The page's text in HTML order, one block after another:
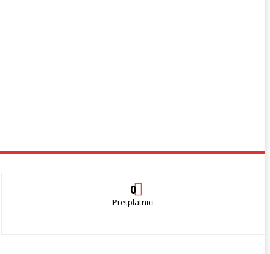
0
Pretplatnici